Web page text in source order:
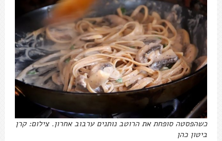
כשהפסטה סופחת את הרוטב נותנים ערבוב אחרון. צילום: קרן
ביטון כהן